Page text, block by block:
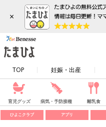
×
TOP 妊娠・出産
育児グッズ 病気・予防接種 離乳食
ひよこクラブ アプリ